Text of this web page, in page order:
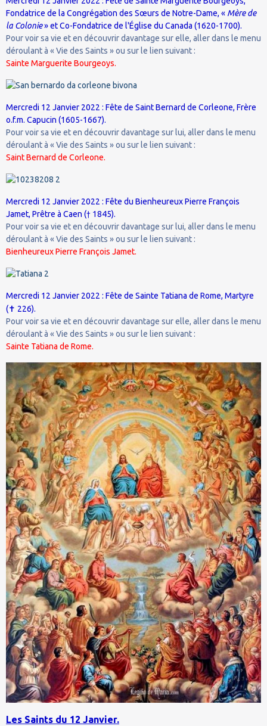
Fondatrice de la Congrégation des Sœurs de Notre-Dame, « Mère de
la Colonie» et Co-Fondatrice de l'Église du Canada (1620-1700).
Pour voir sa vie et en découvrir davantage sur elle, aller dans le menu
déroulant à « Vie des Saints » ou sur le lien suivant :
Sainte Marguerite Bourgeoys.
Mercredi 12 Janvier 2022 : Fête de Saint Bernard de Corleone, Frère
o.f.m. Capucin (1605-1667).
Pour voir sa vie et en découvrir davantage sur lui, aller dans le menu
déroulant à « Vie des Saints » ou sur le lien suivant :
Saint Bernard de Corleone.
Mercredi 12 Janvier 2022 : Fête du Bienheureux Pierre François
Jamet, Prêtre à Caen († 1845).
Pour voir sa vie et en découvrir davantage sur lui, aller dans le menu
déroulant à « Vie des Saints » ou sur le lien suivant :
Bienheureux Pierre François Jamet.
Mercredi 12 Janvier 2022 : Fête de Sainte Tatiana de Rome, Martyre
(✝ 226).
Pour voir sa vie et en découvrir davantage sur elle, aller dans le menu
déroulant à « Vie des Saints » ou sur le lien suivant :
Sainte Tatiana de Rome.
Les Saints du 12 Janvier.